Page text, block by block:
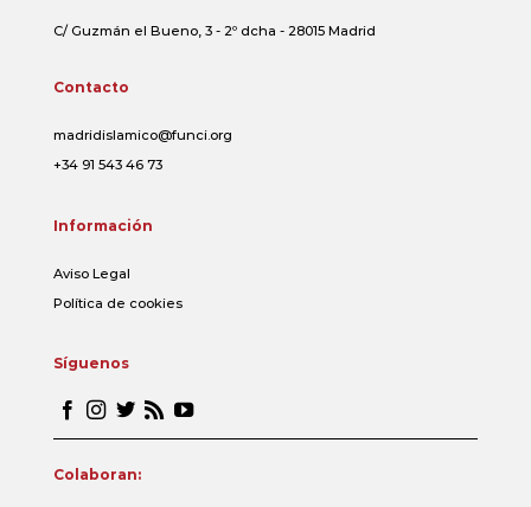
C/ Guzmán el Bueno, 3 - 2º dcha - 28015 Madrid
Contacto
madridislamico@funci.org
+34 91 543 46 73
Información
Aviso Legal
Política de cookies
Síguenos
Colaboran: